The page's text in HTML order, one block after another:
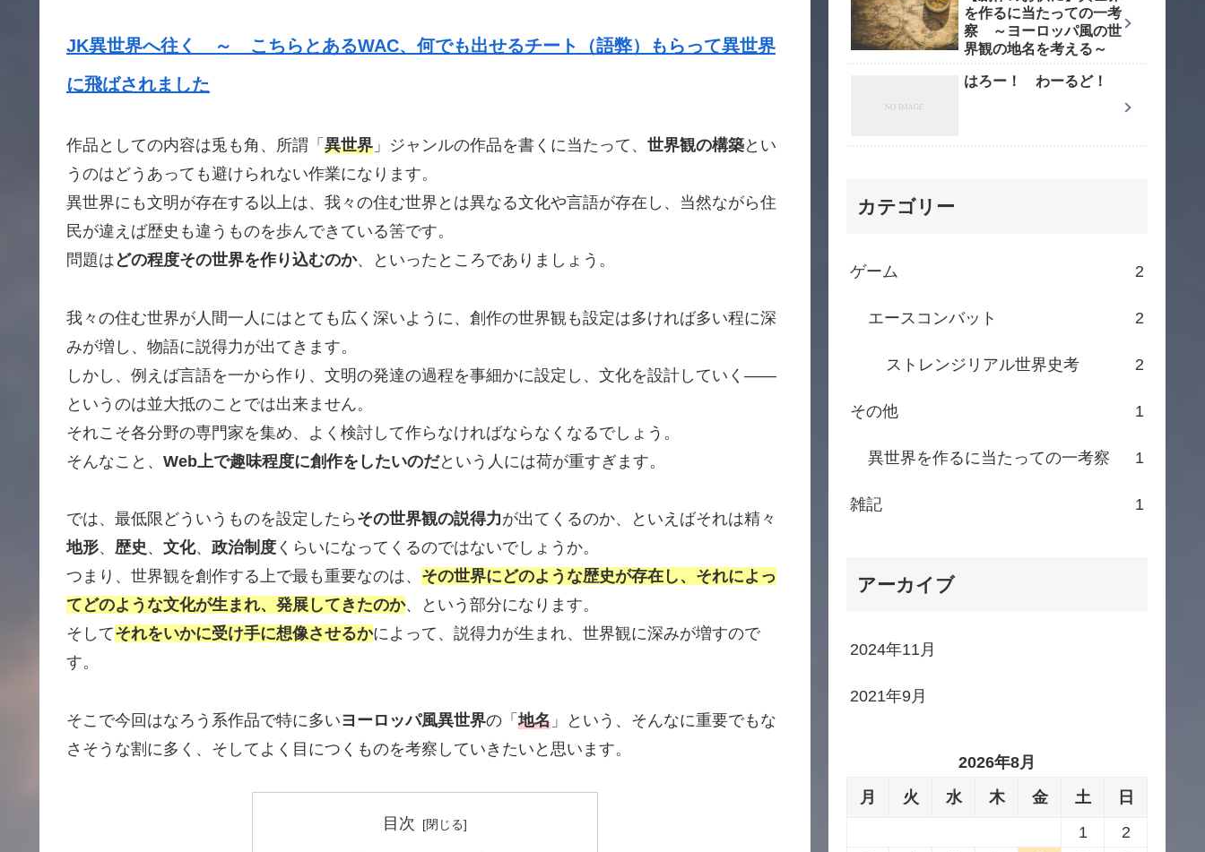
JK異世界へ往く ～ こちらとあるWAC、何でも出せるチート（語弊）もらって異世界
に飛ばされました
作品としての内容は兎も角、所謂「 異世界 」ジャンルの作品を書くに当たって、 世界観の構築とい
うのはどうあっても避けられない作業になります。
異世界にも文明が存在する以上は、我々の住む世界とは異なる文化や言語が存在し、当然ながら住
民が違えば歴史も違うものを歩んできている筈です。
問題は どの程度その世界を作り込むのか、といったところでありましょう。
我々の住む世界が人間一人にはとても広く深いように、創作の世界観も設定は多ければ多い程に深
みが増し、物語に説得力が出てきます。
しかし、例えば言語を一から作り、文明の発達の過程を事細かに設定し、文化を設計していく――
というのは並大抵のことでは出来ません。
それこそ各分野の専門家を集め、よく検討して作らなければならなくなるでしょう。
そんなこと、 Web上で趣味程度に創作をしたいのだという人には荷が重すぎます。
では、最低限どういうものを設定したら その世界観の説得力が出てくるのか、といえばそれは精々
地形、 歴史 、 文化、 政治制度 くらいになってくるのではないでしょうか。
つまり、世界観を創作する上で最も重要なのは、 その世界にどのような歴史が存在し、それによっ
てどのような文化が生まれ、発展してきたのか、という部分になります。
そしてそれをいかに受け手に想像させるかによって、説得力が生まれ、世界観に深みが増すので
す。
そこで今回はなろう系作品で特に多いヨーロッパ風異世界の「地名 」という、そんなに重要でもな
さそうな割に多く、そしてよく目につくものを考察していきたいと思います。
目次
を作るに当たっての一考
察 ～ヨーロッパ風の世
界観の地名を考える～
はろー！ わーるど！
カテゴリー
ゲーム 2
エースコンバット 2
ストレンジリアル世界史考 2
その他 1
異世界を作るに当たっての一考察 1
雑記 1
アーカイブ
2024年11月
2021年9月
2026年8月
月
火 水 木 金 土
日
1
2